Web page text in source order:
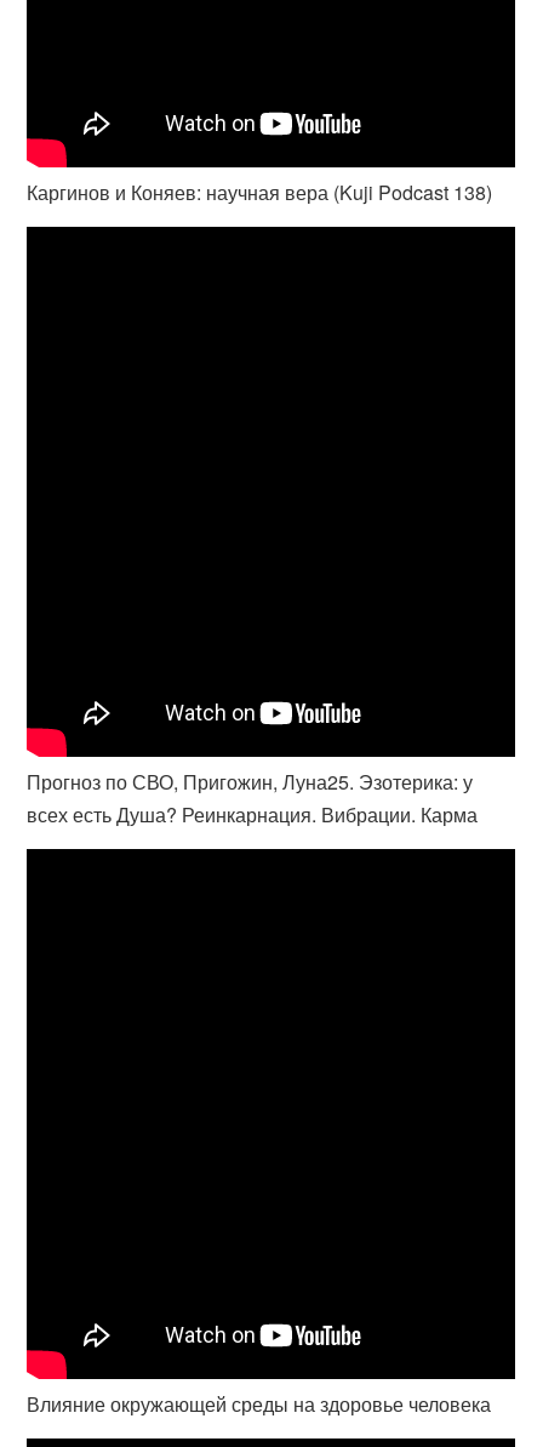
Каргинов и Коняев: научная вера (Kuji Podcast 138)
Прогноз по СВО, Пригожин, Луна25. Эзотерика: у
всех есть Душа? Реинкарнация. Вибрации. Карма
Влияние окружающей среды на здоровье человека